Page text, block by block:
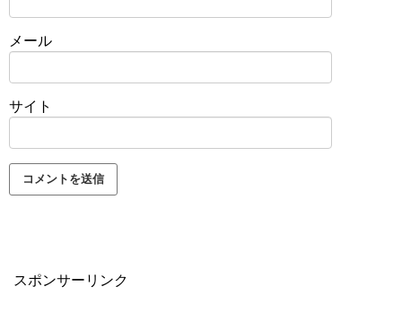
メール
サイト
スポンサーリンク